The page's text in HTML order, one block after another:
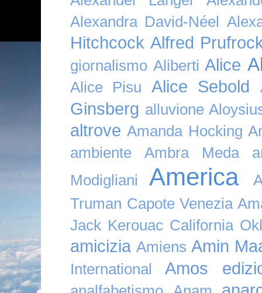
Alexandra David-Néel
Hitchcock Alfred
giornalismo Aliberti Alice
Alice Pisu Alice Sebold
Ginsberg alluvione
altrove Amanda Hocking
ambiente
Ambra Meda
Modigliani
America
Truman Capote Venezia
Jack Kerouac California
amicizia Amiens Amin
International Amos